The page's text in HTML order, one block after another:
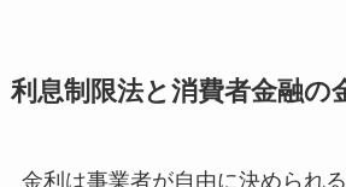
利息制限法と消費者金融の
金利は事業者が自由に決められ